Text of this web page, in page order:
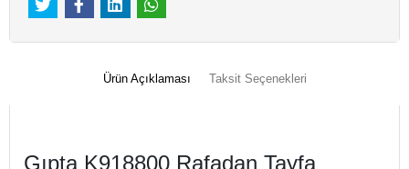
Ürün Açıklaması Taksit Seçenekleri
Gıpta K918800 Rafadan Tayfa